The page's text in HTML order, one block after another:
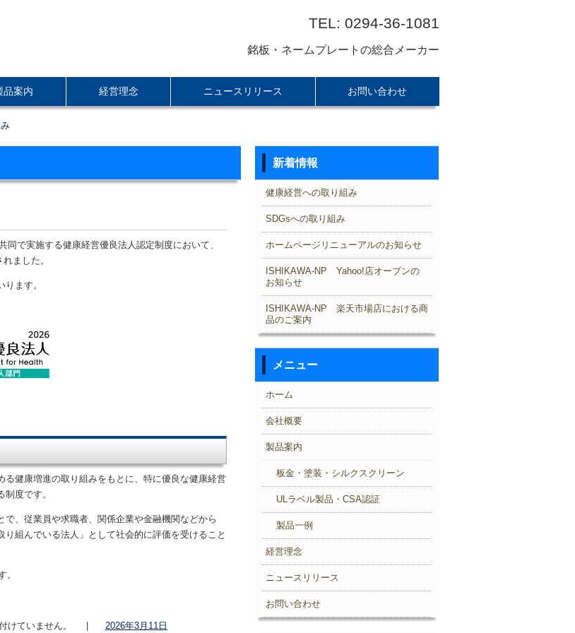
銘板・ネームプレートの総合メーカー
TEL: 0294-36-1081
品案内 経営理念 ニュースリリース お問い合わせ
で実施する健康経営優良法人認定制度において、
れました。
ます。
健康増進の取り組みをもとに、特に優良な健康経営
度です。
、従業員や求職者、関係企業や金融機関などから
り組んでいる法人」として社会的に評価を受けること
。
けていません。 | 2026年3月11日
新着情報
健康経営への取り組み
SDGsへの取り組み
ホームページリニューアルのお知らせ
ISHIKAWA-NP Yahoo!店オープンの
お知らせ
ISHIKAWA-NP 楽天市場店における商
品のご案内
メニュー
ホーム
会社概要
製品案内
板金・塗装・シルクスクリーン
ULラベル製品・CSA認証
製品一例
経営理念
ニュースリリース
お問い合わせ